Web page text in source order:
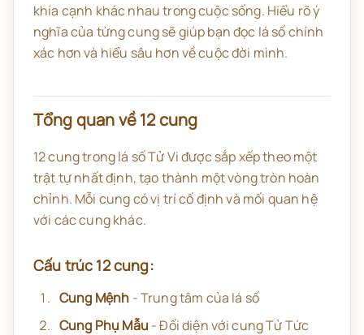
khía cạnh khác nhau trong cuộc sống. Hiểu rõ ý
nghĩa của từng cung sẽ giúp bạn đọc lá số chính
xác hơn và hiểu sâu hơn về cuộc đời mình.
Tổng quan về 12 cung
12 cung trong lá số Tử Vi được sắp xếp theo một
trật tự nhất định, tạo thành một vòng tròn hoàn
chỉnh. Mỗi cung có vị trí cố định và mối quan hệ
với các cung khác.
Cấu trúc 12 cung:
Cung Mệnh - Trung tâm của lá số
Cung Phụ Mẫu - Đối diện với cung Tử Tức